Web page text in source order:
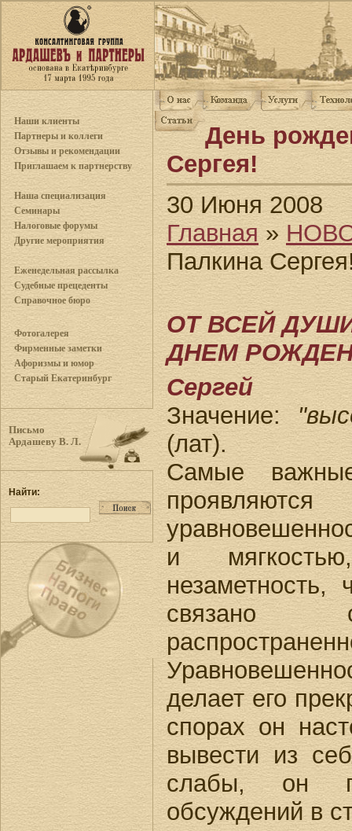
Наши клиенты
Партнеры и коллеги
Отзывы и рекомендации
Приглашаем к партнерству
Наша специализация
Семинары
Налоговые форумы
Другие мероприятия
Еженедельная рассылка
Судебные прецеденты
Справочное бюро
Фотогалерея
Фирменные заметки
Афоризмы и юмор
Старый Екатеринбург
Письмо
Ардашеву В. Л.
Найти:
День
Сергея!
30 Июня 2008
Главная»
Палкина
ОТ ВСЕЙ
ДНЕМ
Сергей
Значение:
(лат).
Самые
и
незаметность,
связано
делает его
спорах он
вывести из
слабы, он
обсуждений в